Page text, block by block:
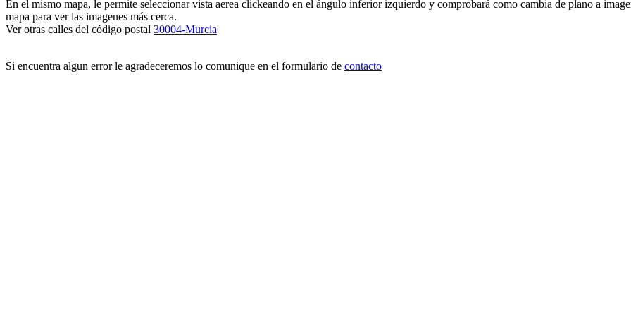
En el mismo mapa, le permite seleccionar vista aerea clickeando en el ángulo inferior izquierdo y comprobará como cambia de plano a
mapa para ver las imagenes más cerca.
Ver otras calles del código postal 30004-Murcia
Si encuentra algun error le agradeceremos lo comunique en el formulario de contacto